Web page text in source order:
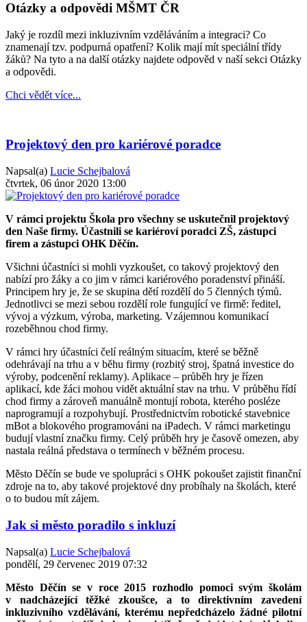
Otázky a odpovědi MŠMT ČR
Jaký je rozdíl mezi inkluzivním vzděláváním a integraci? Co
znamenají tzv. podpurná opatření? Kolik mají mít speciální třídy
žáků? Na tyto a na další otázky najdete odpověd v naší sekci Otázky
a odpovědi.
Chci vědět více...
Projektový den pro kariérové poradce
Napsal(a) Lucie Schejbalová
čtvrtek, 06 únor 2020 13:00
V rámci projektu Škola pro všechny se uskutečnil projektový
den Naše firmy. Účastnili se kariéroví poradci ZŠ, zástupci
firem a zástupci OHK Děčín.
Všichni účastníci si mohli vyzkoušet, co takový projektový den
nabízí pro žáky a co jim v rámci kariérového poradenství přináší.
Principem hry je, že se skupina dětí rozdělí do 5 členných týmů.
Jednotlivci se mezi sebou rozdělí role fungující ve firmě: ředitel,
vývoj a výzkum, výroba, marketing. Vzájemnou komunikací
rozeběhnou chod firmy.
V rámci hry účastníci čelí reálným situacím, které se běžně
odehrávají na trhu a v běhu firmy (rozbitý stroj, špatná investice do
výroby, podcenění reklamy). Aplikace – průběh hry je řízen
aplikací, kde žáci mohou vidět aktuální stav na trhu. V průběhu řídí
chod firmy a zároveň manuálně montují robota, kterého posléze
naprogramují a rozpohybují. Prostřednictvím robotické stavebnice
mBot a blokového programováni na iPadech. V rámci marketingu
budují vlastní značku firmy. Celý průběh hry je časově omezen, aby
nastala reálná představa o termínech v běžném procesu.
Město Děčín se bude ve spolupráci s OHK pokoušet zajistit finanční
zdroje na to, aby takové projektové dny probíhaly na školách, které
o to budou mít zájem.
Jak si město poradilo s inkluzí
Napsal(a) Lucie Schejbalová
pondělí, 29 červenec 2019 07:32
Město Děčín se v roce 2015 rozhodlo pomoci svým školám
v nadcházející těžké zkoušce, a to direktivním zavedení
inkluzivního vzdělávání, kterému nepředcházelo žádné pilotní